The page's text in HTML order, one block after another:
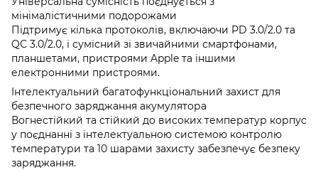
мінімалістичними подорожами
Підтримує кілька протоколів, включаючи PD 3.0/2.0 та
QC 3.0/2.0, і сумісний зі звичайними смартфонами,
планшетами, пристроями Apple та іншими
електронними пристроями.
Інтелектуальний багатофункціональний захист для
безпечного заряджання акумулятора
Вогнестійкий та стійкий до високих температур корпус
у поєднанні з інтелектуальною системою контролю
температури та 10 шарами захисту забезпечує безпеку
заряджання.